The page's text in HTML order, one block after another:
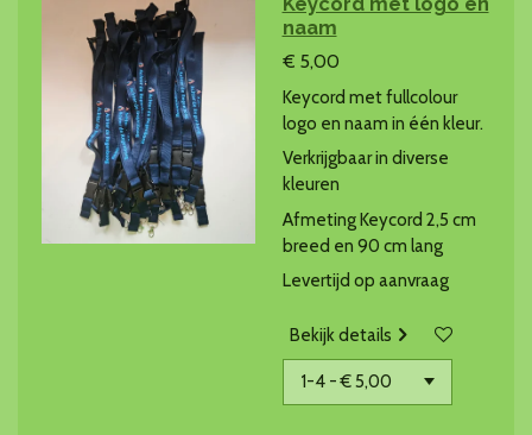
naam
€ 5,00
Keycord met fullcolour
logo en naam in één kleur.
Verkrijgbaar in diverse
kleuren
Afmeting Keycord 2,5 cm
breed en 90 cm lang
Levertijd op aanvraag
Bekijk details